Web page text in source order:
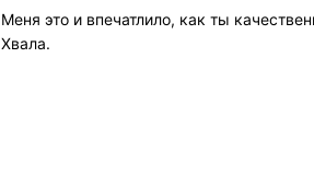
Меня это и впечатлило, как ты
Хвала.